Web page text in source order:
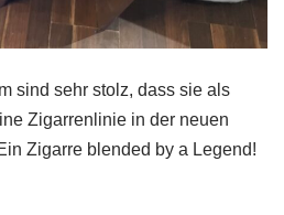
sind sehr stolz, dass sie als
Zigarrenlinie in der neuen
Zigarre blended by a Legend!